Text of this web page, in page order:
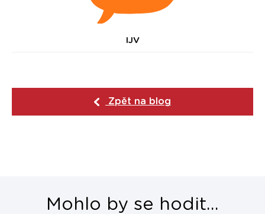
IJV
Zpět na blog
Mohlo by se hodit...